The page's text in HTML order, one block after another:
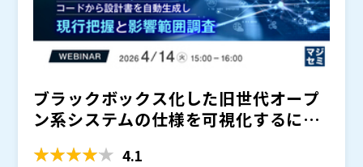
ブラックボックス化した旧世代オープ
ン系システムの仕様を可視化するには
4.1